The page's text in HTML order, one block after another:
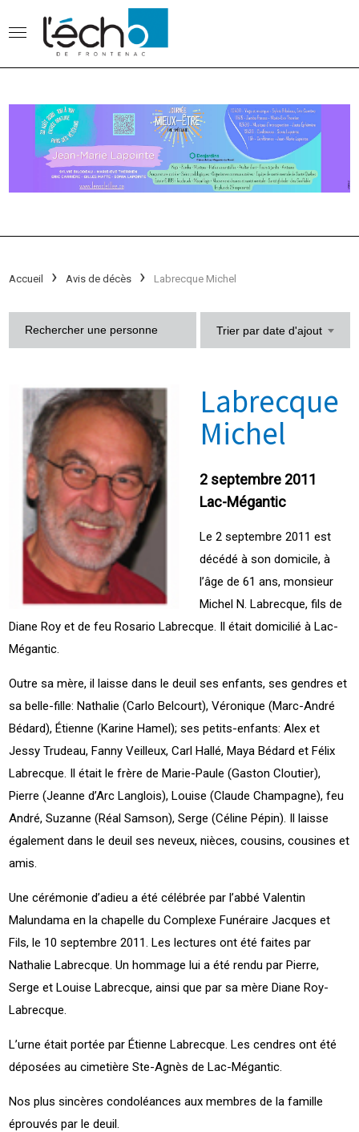
Accueil Avis de décès Labrecque Michel
Trier par date d'ajout
Labrecque
Michel
2 septembre 2011
Lac-Mégantic
Le 2 septembre 2011 est
décédé à son domicile, à
l’âge de 61 ans, monsieur
Michel N. Labrecque, fils de
Diane Roy et de feu Rosario Labrecque. Il était domicilié à Lac-
Mégantic.
Outre sa mère, il laisse dans le deuil ses enfants, ses gendres et
sa belle-fille: Nathalie (Carlo Belcourt), Véronique (Marc-André
Bédard), Étienne (Karine Hamel); ses petits-enfants: Alex et
Jessy Trudeau, Fanny Veilleux, Carl Hallé, Maya Bédard et Félix
Labrecque. Il était le frère de Marie-Paule (Gaston Cloutier),
Pierre (Jeanne d’Arc Langlois), Louise (Claude Champagne), feu
André, Suzanne (Réal Samson), Serge (Céline Pépin). Il laisse
également dans le deuil ses neveux, nièces, cousins, cousines et
amis.
Une cérémonie d’adieu a été célébrée par l’abbé Valentin
Malundama en la chapelle du Complexe Funéraire Jacques et
Fils, le 10 septembre 2011. Les lectures ont été faites par
Nathalie Labrecque. Un hommage lui a été rendu par Pierre,
Serge et Louise Labrecque, ainsi que par sa mère Diane Roy-
Labrecque.
L’urne était portée par Étienne Labrecque. Les cendres ont été
déposées au cimetière Ste-Agnès de Lac-Mégantic.
Nos plus sincères condoléances aux membres de la famille
éprouvés par le deuil.